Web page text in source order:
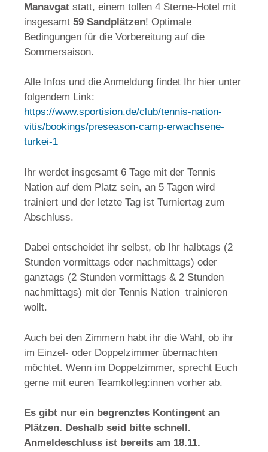
Manavgat statt, einem tollen 4 Sterne-Hotel mit
insgesamt 59 Sandplätzen! Optimale
Bedingungen für die Vorbereitung auf die
Sommersaison.
Alle Infos und die Anmeldung findet Ihr hier unter
folgendem Link:
https://www.sportision.de/club/tennis-nation-
vitis/bookings/preseason-camp-erwachsene-
turkei-1
Ihr werdet insgesamt 6 Tage mit der Tennis
Nation auf dem Platz sein, an 5 Tagen wird
trainiert und der letzte Tag ist Turniertag zum
Abschluss.
Dabei entscheidet ihr selbst, ob Ihr halbtags (2
Stunden vormittags oder nachmittags) oder
ganztags (2 Stunden vormittags & 2 Stunden
nachmittags) mit der Tennis Nation trainieren
wollt.
Auch bei den Zimmern habt ihr die Wahl, ob ihr
im Einzel- oder Doppelzimmer übernachten
möchtet. Wenn im Doppelzimmer, sprecht Euch
gerne mit euren Teamkolleg:innen vorher ab.
Es gibt nur ein begrenztes Kontingent an
Plätzen. Deshalb seid bitte schnell.
Anmeldeschluss ist bereits am 18.11.